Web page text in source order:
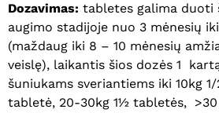
Krepšelyje nėra
Dozavimas: tabletes galima duoti
augimo stadijoje nuo 3 mėnesių
(maždaug iki 8 – 10 mėnesių
veislę), laikantis šios dozės 1
šuniukams sveriantiems iki 10kg
tabletė, 20-30kg 1½ tabletės,